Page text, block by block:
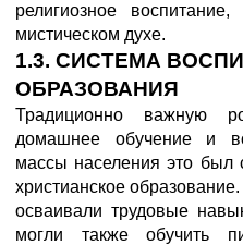
религиозное
мистическом духе.
1.3. СИСТЕМА
ОБРАЗОВАНИЯ
Традиционно важную
домашнее обучение и
массы населения это был
христианское
осваивали трудовые
могли также обучить